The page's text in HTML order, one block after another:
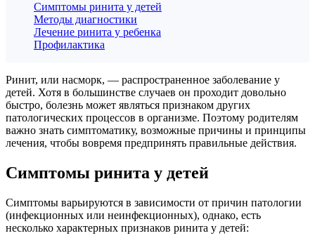
Симптомы ринита у детей
Методы диагностики
Лечение ринита у ребенка
Профилактика
Ринит, или насморк, — распространенное заболевание у
детей. Хотя в большинстве случаев он проходит довольно
быстро, болезнь может являться признаком других
патологических процессов в организме. Поэтому родителям
важно знать симптоматику, возможные причины и принципы
лечения, чтобы вовремя предпринять правильные действия.
Симптомы ринита у детей
Симптомы варьируются в зависимости от причин патологии
(инфекционных или неинфекционных), однако, есть
несколько характерных признаков ринита у детей: